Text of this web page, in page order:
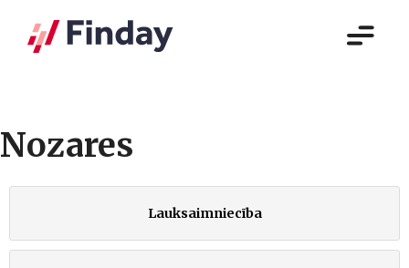
Nozares
Lauksaimniecība